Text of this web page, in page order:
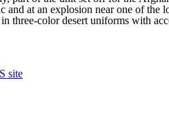
and at an explosion near one of
three-color desert uniforms with
site